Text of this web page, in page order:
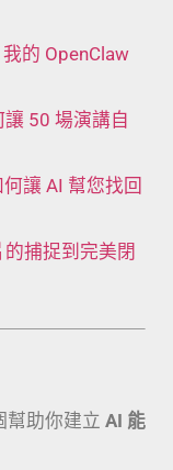
的 OpenClaw
50 場演講自
讓 AI 幫您找回
捕捉到完美閉
幫助你建立 AI 能